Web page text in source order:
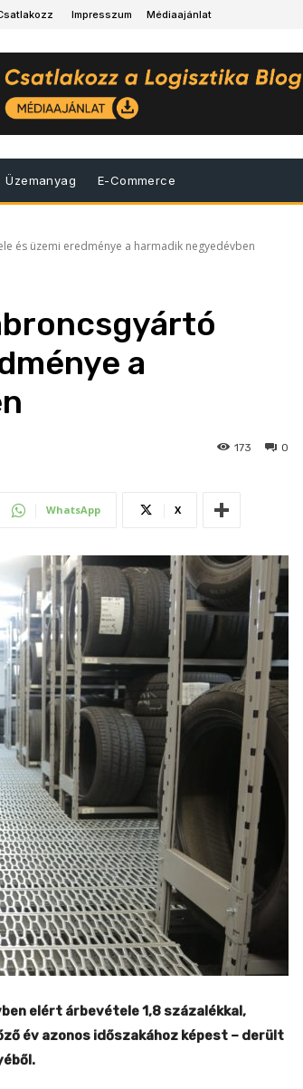
Impresszum Médiaajánlat
Üzemanyag E-Commerce
és üzemi eredménye a harmadik negyedévben
a
0
173
WhatsApp X
elért árbevétele 1,8 százalékkal,
év azonos időszakához képest – derült